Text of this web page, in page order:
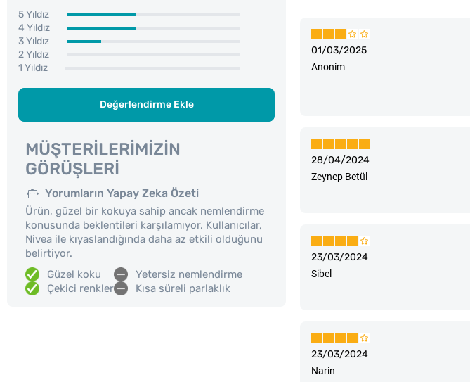
5 Yıldız
4 Yıldız
3 Yıldız
2 Yıldız
1 Yıldız
Değerlendirme Ekle
MÜŞTERILERIMIZIN
GÖRÜŞLERI
Yorumların Yapay Zeka Özeti
Ürün, güzel bir kokuya sahip ancak nemlendirme
konusunda beklentileri karşılamıyor. Kullanıcılar,
Nivea ile kıyaslandığında daha az etkili olduğunu
belirtiyor.
Güzel koku
Çekici renkler
Yetersiz nemlendirme
Kısa süreli parlaklık
01/03/2025
Anonim
28/04/2024
Zeynep Betül
23/03/2024
Sibel
23/03/2024
Narin